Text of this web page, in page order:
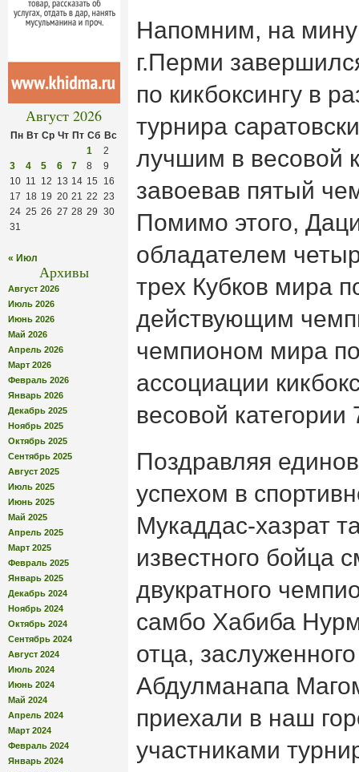
Август 2026
Пн Вт Ср Чт Пт Сб Вс
1
2
3
4 5 6 7 8
9
10 11 12 13 14 15
16
17 18 19 20 21 22 23
24 25 26 27 28 29 30
31
« Июл
Архивы
Август 2026
Июль 2026
Июнь 2026
Май 2026
Апрель 2026
Март 2026
Февраль 2026
Январь 2026
Декабрь 2025
Ноябрь 2025
Октябрь 2025
Сентябрь 2025
Август 2025
Июль 2025
Июнь 2025
Май 2025
Апрель 2025
Март 2025
Февраль 2025
Январь 2025
Декабрь 2024
Ноябрь 2024
Октябрь 2024
Сентябрь 2024
Август 2024
Июль 2024
Июнь 2024
Май 2024
Апрель 2024
Март 2024
Февраль 2024
Январь 2024
Напомним, на
г.Перми
по кикбоксингу в
турнира
лучшим в весовой
завоевав пятый
Помимо этого,
обладателем
трех Кубков мира
действующим
чемпионом мира
ассоциации
весовой категории
Поздравляя
успехом в
Мукаддас-хазрат
известного бойца
двукратного
самбо Хабиба
отца,
Абдулманапа
приехали в наш
участниками